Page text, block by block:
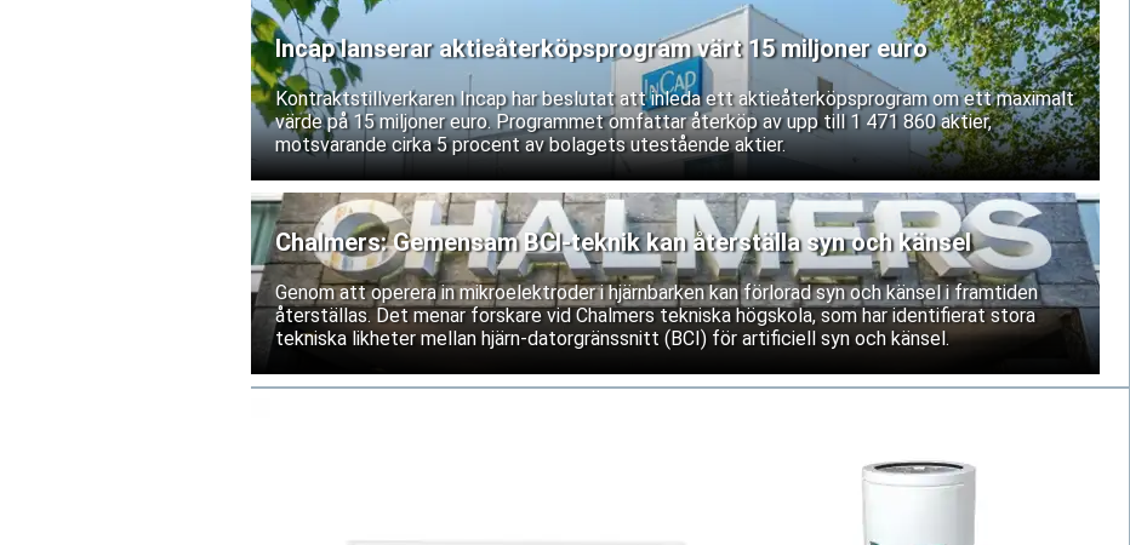
Incap lanserar aktieåterköpsprogram värt 15 miljoner euro
Kontraktstillverkaren Incap har beslutat att inleda ett aktieåterköpsprogram om ett maximalt
värde på 15 miljoner euro. Programmet omfattar återköp av upp till 1 471 860 aktier,
motsvarande cirka 5 procent av bolagets utestående aktier.
Chalmers: Gemensam BCI-teknik kan återställa syn och känsel
Genom att operera in mikroelektroder i hjärnbarken kan förlorad syn och känsel i framtiden
återställas. Det menar forskare vid Chalmers tekniska högskola, som har identifierat stora
tekniska likheter mellan hjärn-datorgränssnitt (BCI) för artificiell syn och känsel.